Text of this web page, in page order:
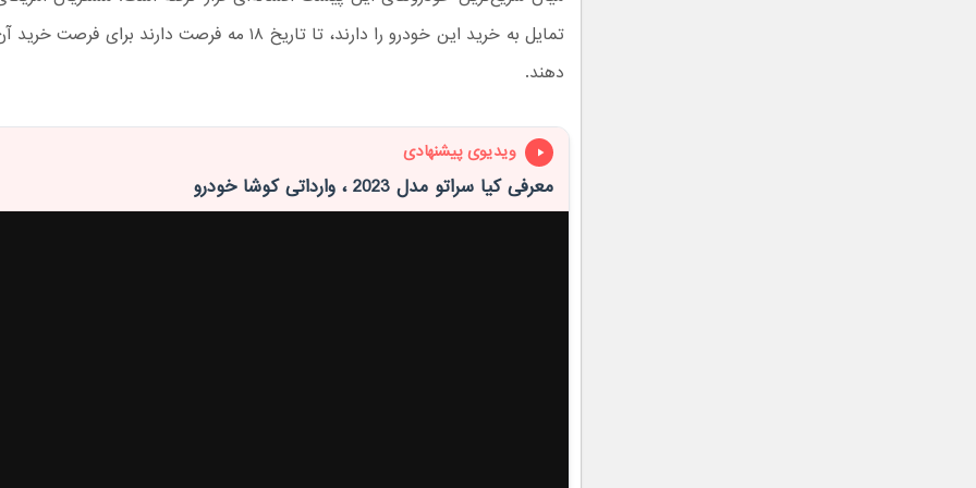
تمایل به خرید این خودرو را دارند، تا تاریخ ۱۸ مه فرصت دارند
دهند.
ویدیوی پیشنهادی
معرفی کیا سراتو مدل 2023 ، وارداتی کوشا خودرو